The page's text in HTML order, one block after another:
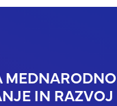
MEDNARODNO
IN RAZVOJ